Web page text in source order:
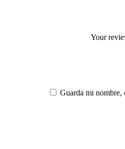
Your
Guarda mi nombre,